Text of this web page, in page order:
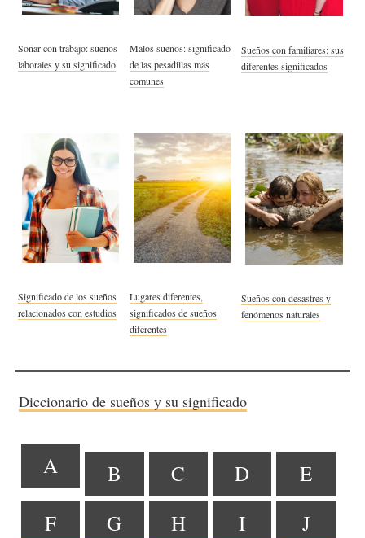
Soñar con trabajo: sueños
laborales y su significado
Malos sueños: significado
de las pesadillas más
comunes
Sueños con familiares: sus
diferentes significados
Significado de los sueños
relacionados con estudios
Lugares diferentes,
significados de sueños
diferentes
Sueños con desastres y
fenómenos naturales
Diccionario de sueños y su significado
A B C D
E
F
G H I
J